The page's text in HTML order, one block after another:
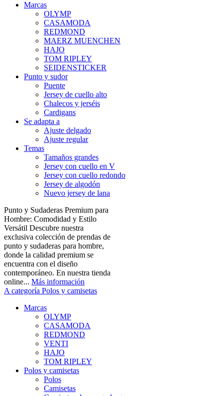
Marcas
OLYMP
CASAMODA
REDMOND
MAERZ MUENCHEN
HAJO
TOM RIPLEY
SEIDENSTICKER
Punto y sudor
Puente
Jersey de cuello alto
Chalecos y jerséis
Cardigans
Se adapta a
Ajuste delgado
Ajuste regular
Temas
Tamaños grandes
Jersey con cuello en V
Jersey con cuello redondo
Jersey de algodón
Nuevo jersey de lana
Punto y Sudaderas Premium para
Hombre: Comodidad y Estilo
Versátil Descubre nuestra
exclusiva colección de prendas de
punto y sudaderas para hombre,
donde la calidad premium se
encuentra con el diseño
contemporáneo. En nuestra tienda
online... Más información
A categoría Polos y camisetas
Marcas
OLYMP
CASAMODA
REDMOND
VENTI
HAJO
TOM RIPLEY
Polos y camisetas
Polos
Camisetas